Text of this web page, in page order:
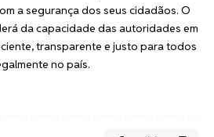
a segurança dos seus cidadãos. O
da capacidade das autoridades em
transparente e justo para todos
no país.